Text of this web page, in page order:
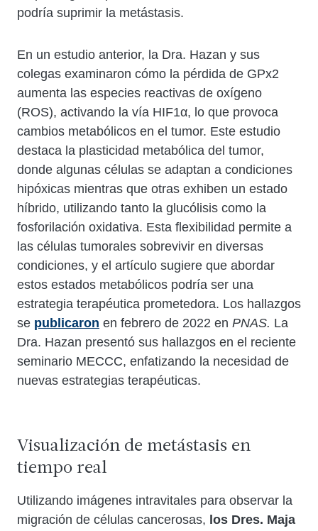
podría suprimir la metástasis.
En un estudio anterior, la Dra. Hazan y sus
colegas examinaron cómo la pérdida de GPx2
aumenta las especies reactivas de oxígeno
(ROS), activando la vía HIF1α, lo que provoca
cambios metabólicos en el tumor. Este estudio
destaca la plasticidad metabólica del tumor,
donde algunas células se adaptan a condiciones
hipóxicas mientras que otras exhiben un estado
híbrido, utilizando tanto la glucólisis como la
fosforilación oxidativa. Esta flexibilidad permite a
las células tumorales sobrevivir en diversas
condiciones, y el artículo sugiere que abordar
estos estados metabólicos podría ser una
estrategia terapéutica prometedora. Los hallazgos
se publicaron en febrero de 2022 en PNAS. La
Dra. Hazan presentó sus hallazgos en el reciente
seminario MECCC, enfatizando la necesidad de
nuevas estrategias terapéuticas.
Visualización de metástasis en
tiempo real
Utilizando imágenes intravitales para observar la
migración de células cancerosas, los Dres. Maja